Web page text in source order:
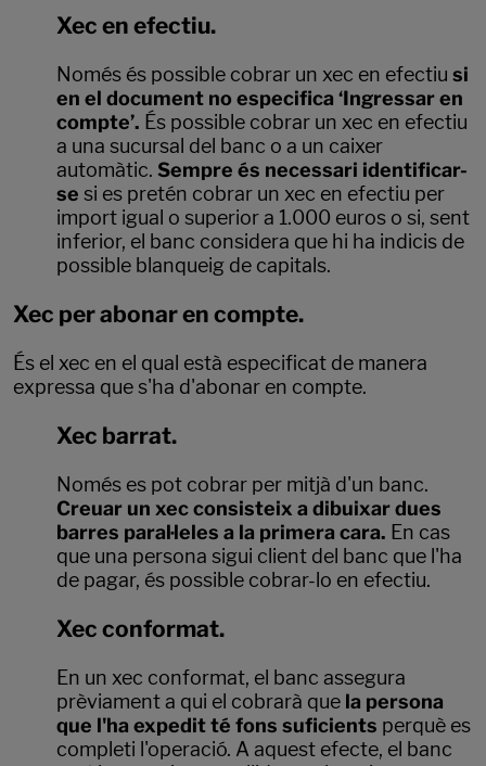
Xec en efectiu.
Només és possible cobrar un xec en efectiu si
en el document no especifica ‘Ingressar en
compte’. És possible cobrar un xec en efectiu
a una sucursal del banc o a un caixer
automàtic. Sempre és necessari identificar-
se si es pretén cobrar un xec en efectiu per
import igual o superior a 1.000 euros o si, sent
inferior, el banc considera que hi ha indicis de
possible blanqueig de capitals.
Xec per abonar en compte.
És el xec en el qual està especificat de manera
expressa que s'ha d'abonar en compte.
Xec barrat.
Només es pot cobrar per mitjà d'un banc.
Creuar un xec consisteix a dibuixar dues
barres paral·leles a la primera cara. En cas
que una persona sigui client del banc que l'ha
de pagar, és possible cobrar-lo en efectiu.
Xec conformat.
En un xec conformat, el banc assegura
prèviament a qui el cobrarà que la persona
que l'ha expedit té fons suficients perquè es
completi l'operació. A aquest efecte, el banc